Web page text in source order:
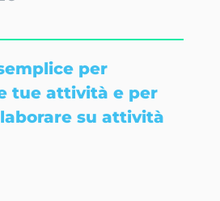
per
tue attività e per
su attività